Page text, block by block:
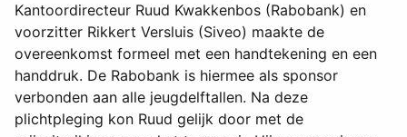
Kantoordirecteur Ruud Kwakkenbos (Rabobank) en
voorzitter Rikkert Versluis (Siveo) maakte de
overeenkomst formeel met een handtekening en een
handdruk. De Rabobank is hiermee als sponsor
verbonden aan alle jeugdelftallen. Na deze
plichtpleging kon Ruud gelijk door met de